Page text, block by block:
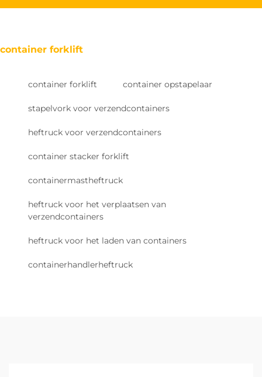
container forklift
container forklift container opstapelaar
stapelvork voor verzendcontainers
heftruck voor verzendcontainers
container stacker forklift
containermastheftruck
heftruck voor het verplaatsen van
verzendcontainers
heftruck voor het laden van containers
containerhandlerheftruck